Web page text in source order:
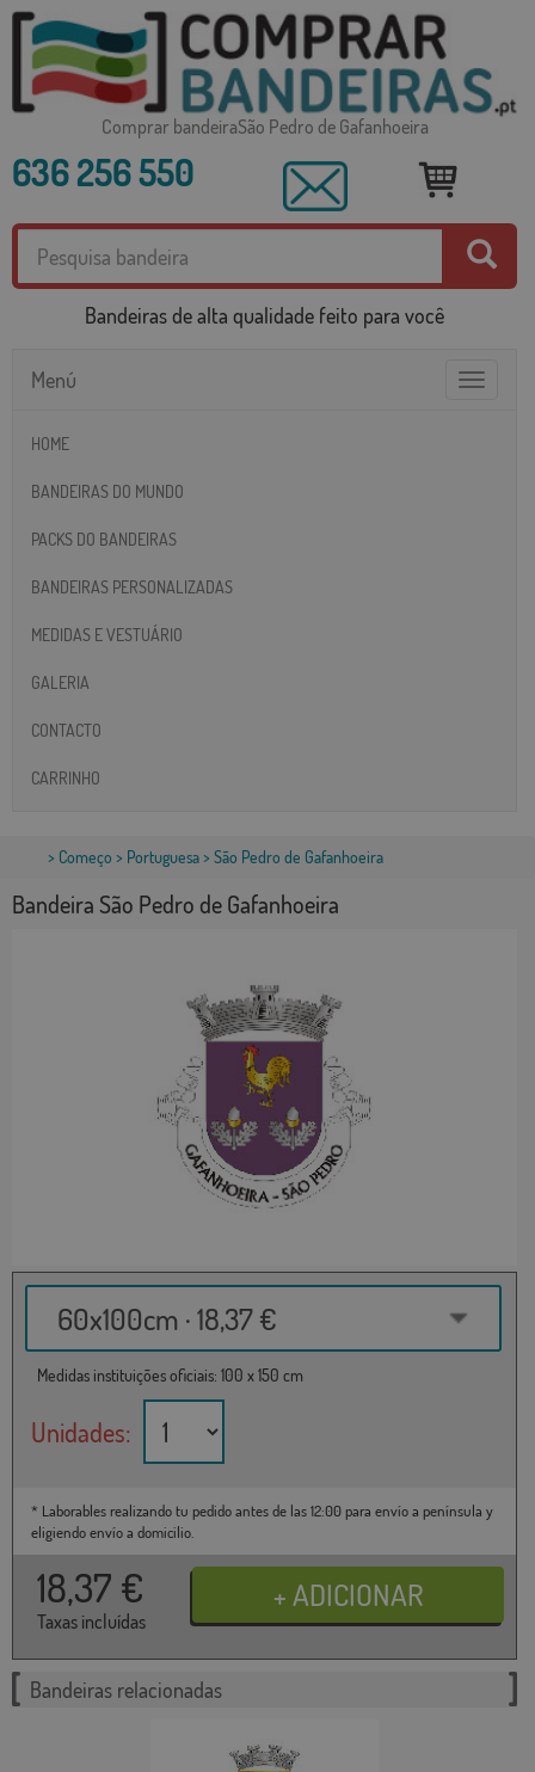
Comprar bandeiraSão Pedro de Gafanhoeira
636 256 550
Bandeiras de alta qualidade feito para você
Toggle
Menú
HOME
BANDEIRAS DO MUNDO
PACKS DO BANDEIRAS
BANDEIRAS PERSONALIZADAS
MEDIDAS E VESTUÁRIO
GALERIA
CONTACTO
CARRINHO
> Começo > Portuguesa> São Pedro de Gafanhoeira
Bandeira São Pedro de Gafanhoeira
60x100cm · 18,37 €
Medidas instituições oficiais: 100 x 150 cm
Unidades:
* Laborables realizando tu pedido antes de las 12:00 para envío a península y
eligiendo envío a domicilio.
18,37 €
Taxas incluídas
Bandeiras relacionadas